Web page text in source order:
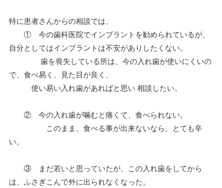
特に患者さんからの相談では、
① 今の歯科医院でインプラントを勧められているが、
自分としてはインプラントは不安がありしたくない。
歯を喪失している所は、今の入れ歯が使いにくいの
で、食べ易く、見た目が良く、
使い易い入れ歯があればと思い 相談したい。
② 今の入れ歯が噛むと痛くて、食べられない。
このまま、食べる事が出来ないなら、とても辛
い。
③ まだ若いと思っていたが、この入れ歯をしてから
は、ふさぎこんで外に出られなくなった。